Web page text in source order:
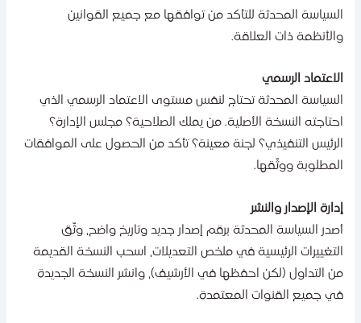
المحدثة للتأكد من توافقها مع جميع القوانين
ذات العلاقة.
الرسمي
المحدثة تحتاج لنفس مستوى الاعتماد الرسمي الذي
النسخة الأصلية. من يملك الصلاحية؟ مجلس الإدارة؟
التنفيذي؟ لجنة معينة؟ تأكد من الحصول على الموافقات
ووثّقها.
الإصدار والنشر
السياسة المحدثة برقم إصدار جديد وتاريخ واضح، وثّق
الرئيسية في ملخص التعديلات، اسحب النسخة القديمة
التداول (لكن احفظها في الأرشيف)، وانشر النسخة الجديدة
جميع القنوات المعتمدة.